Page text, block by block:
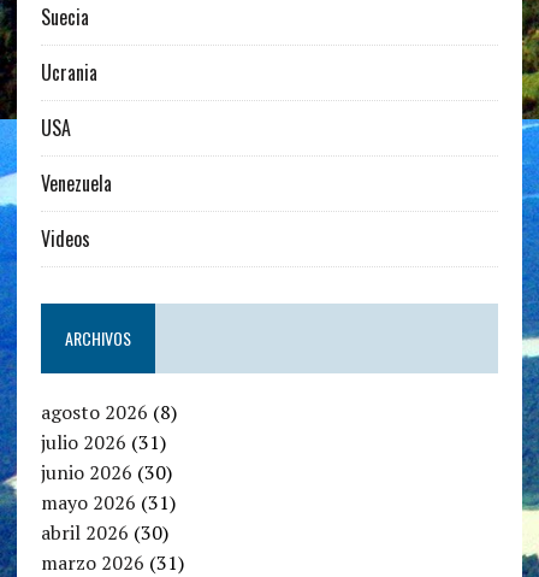
Suecia
Ucrania
USA
Venezuela
Videos
ARCHIVOS
agosto 2026 (8)
julio 2026 (31)
junio 2026 (30)
mayo 2026 (31)
abril 2026 (30)
marzo 2026 (31)